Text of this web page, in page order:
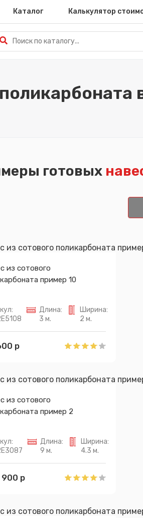
Каталог Калькулятор
готовых
из сотового
пример 10
Длина:
3 м.
Ширина:
2 м.
р
из сотового
пример 2
Длина:
9 м.
Ширина:
4.3 м.
р